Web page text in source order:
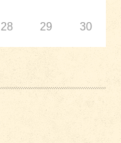
28 29 30